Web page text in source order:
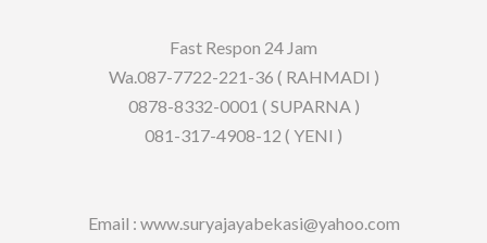
Fast Respon 24 Jam
Wa.087-7722-221-36 ( RAHMADI )
0878-8332-0001 ( SUPARNA )
081-317-4908-12 ( YENI )
Email : www.suryajayabekasi@yahoo.com